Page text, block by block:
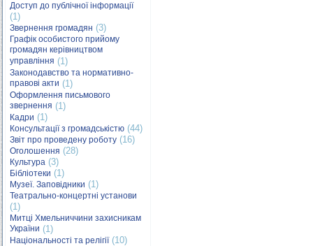
Доступ до публічної інформації
(1)
Звернення громадян (3)
Графік особистого прийому
громадян керівництвом
управління (1)
Законодавство та нормативно-
правові акти (1)
Оформлення письмового
звернення (1)
Кадри (1)
Консультації з громадськістю (44)
Звіт про проведену роботу (16)
Оголошення (28)
Культура (3)
Бібліотеки (1)
Музеї. Заповідники (1)
Театрально-концертні установи
(1)
Митці Хмельниччини захисникам
України (1)
Національності та релігії(10)